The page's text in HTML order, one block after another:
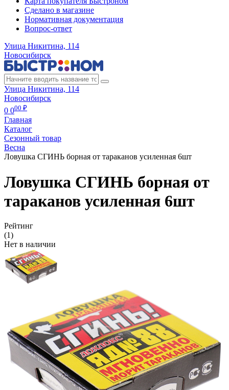
Сделано в магазине
Нормативная документация
Вопрос-ответ
Улица Никитина, 114
Новосибирск
Улица Никитина, 114
Новосибирск
0 000 ₽
Главная
Каталог
Сезонный товар
Весна
Ловушка СГИНЬ борная от тараканов усиленная 6шт
Ловушка СГИНЬ борная от
тараканов усиленная 6шт
Рейтинг
(1)
Нет в наличии